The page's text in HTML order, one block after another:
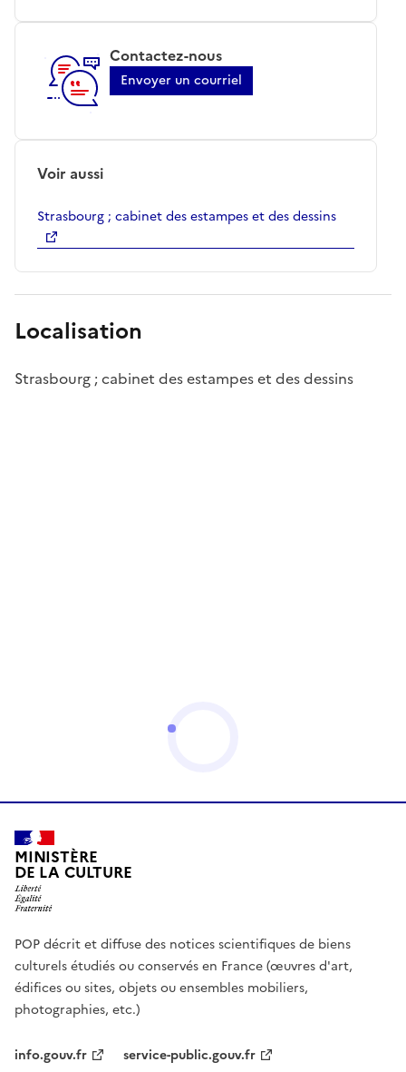
Contactez-nous
Envoyer un courriel
Voir aussi
Strasbourg ; cabinet des estampes et des dessins
Localisation
Strasbourg ; cabinet des estampes et des dessins
MINISTÈRE
DE LA CULTURE
POP décrit et diffuse des notices scientifiques de biens
culturels étudiés ou conservés en France (œuvres d'art,
édifices ou sites, objets ou ensembles mobiliers,
photographies, etc.)
info.gouv.fr service-public.gouv.fr